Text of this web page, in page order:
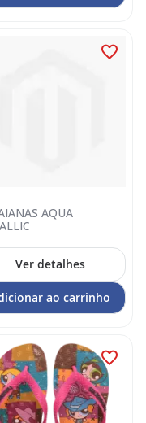
AQUA
Ver detalhes
ao carrinho